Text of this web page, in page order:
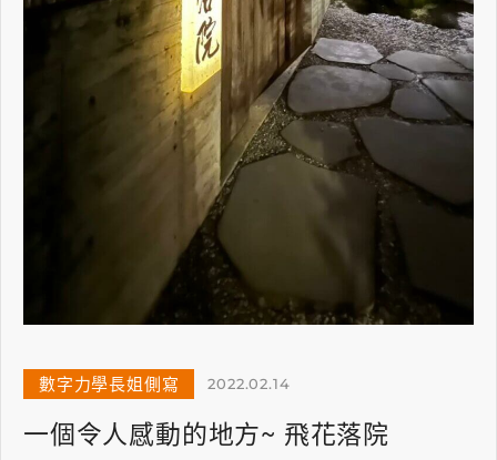
數字力學長姐側寫 2022.02.14
一個令人感動的地方~ 飛花落院